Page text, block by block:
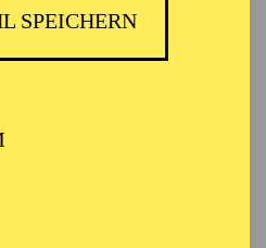
SPEICHERN